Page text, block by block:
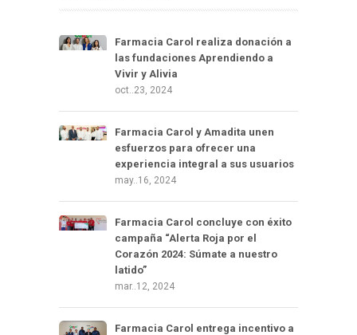
Farmacia Carol realiza donación a
las fundaciones Aprendiendo a
Vivir y Alivia
oct..23, 2024
Farmacia Carol y Amadita unen
esfuerzos para ofrecer una
experiencia integral a sus usuarios
may..16, 2024
Farmacia Carol concluye con éxito
campaña “Alerta Roja por el
Corazón 2024: Súmate a nuestro
latido”
mar..12, 2024
Farmacia Carol entrega incentivo a